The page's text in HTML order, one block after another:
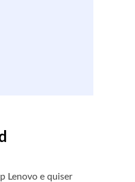
Lenovo e quiser